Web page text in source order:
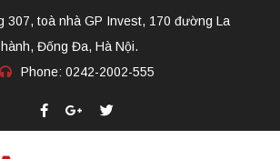
307, toà nhà GP Invest, 170 đường La
Đống Đa, Hà Nội.
Phone: 0242-2002-555​